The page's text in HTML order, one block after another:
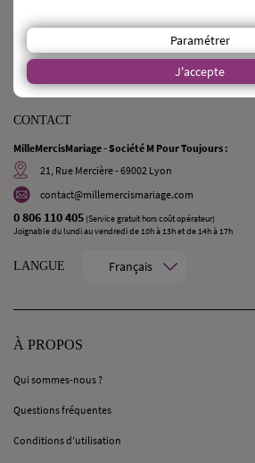
FUTURS MARIÉS ?
CONTACT
MilleMercisMariage - Société M Pour Toujours :
21, Rue Mercière - 69002 Lyon
contact@millemercismariage.com
0 806 110 405 (Service gratuit hors coût opérateur)
Joignable du lundi au vendredi de 10h à 13h et de 14h à 17h
LANGUE Français
À PROPOS
Qui sommes-nous ?
Questions fréquentes
Conditions d’utilisation
Paramétrer
J'accepte